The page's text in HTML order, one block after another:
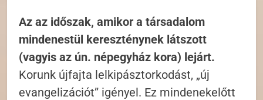
Az az időszak, amikor a társadalom
mindenestül kereszténynek látszott
(vagyis az ún. népegyház kora) lejárt.
Korunk újfajta lelkipásztorkodást, „új
evangelizációt” igényel. Ez mindenekelőtt